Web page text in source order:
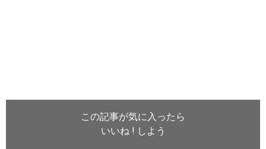
この記事が気に入ったら
いいね ! しよう